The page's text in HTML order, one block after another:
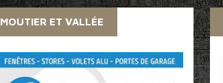
MOUTIER ET VALLÉE